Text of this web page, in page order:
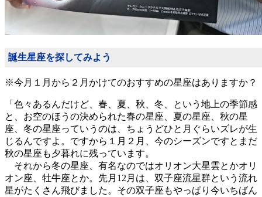
誕生星座を探してみよう
※今月１月から２月かけてのおすすめの星座はありますか？
「色々あるんだけど、春、夏、秋、冬、という地上の季節感
と、お空のほうの決められた春の星座、夏の星座、秋の星
座、冬の星座っていうのは、ちょうどひと月ぐらいズレが生
じるんですよ。ですから１月２月、今のシーズンですとまだ
秋の星座も夕暮れに残っています。
それから冬の星座、有名なのではオリオン大星雲とかオリ
オン座、牡牛座とか。先月12月は、双子座流星群という流れ
星がたくさん飛びました。その双子座もやっぱり今いちばん